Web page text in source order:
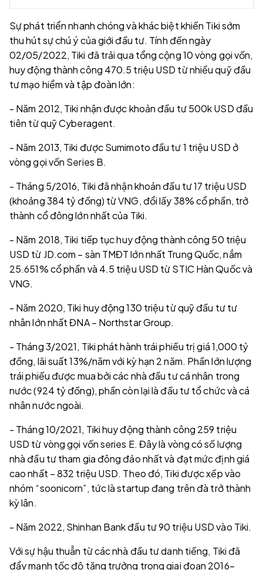
Sự phát triển nhanh chóng và khác biệt khiến Tiki sớm
thu hút sự chú ý của giới đầu tư. Tính đến ngày
02/05/2022, Tiki đã trải qua tổng cộng 10 vòng gọi vốn,
huy động thành công 470.5 triệu USD từ nhiều quỹ đầu
tư mạo hiểm và tập đoàn lớn:
- Năm 2012, Tiki nhận được khoản đầu tư 500k USD đầu
tiên từ quỹ Cyberagent.
- Năm 2013, Tiki được Sumimoto đầu tư 1 triệu USD ở
vòng gọi vốn Series B.
- Tháng 5/2016, Tiki đã nhận khoản đầu tư 17 triệu USD
(khoảng 384 tỷ đồng) từ VNG, đổi lấy 38% cổ phần, trở
thành cổ đông lớn nhất của Tiki.
- Năm 2018, Tiki tiếp tục huy động thành công 50 triệu
USD từ JD.com – sàn TMĐT lớn nhất Trung Quốc, nắm
25.651% cổ phần và 4.5 triệu USD từ STIC Hàn Quốc và
VNG.
- Năm 2020, Tiki huy động 130 triệu từ quỹ đầu tư tư
nhân lớn nhất ĐNA – Northstar Group.
- Tháng 3/2021, Tiki phát hành trái phiếu trị giá 1,000 tỷ
đồng, lãi suất 13%/năm với kỳ hạn 2 năm. Phần lớn lượng
trái phiếu được mua bởi các nhà đầu tư cá nhân trong
nước (924 tỷ đồng), phần còn lại là đầu tư tổ chức và cá
nhân nước ngoài.
- Tháng 10/2021, Tiki huy động thành công 259 triệu
USD từ vòng gọi vốn series E. Đây là vòng có số lượng
nhà đầu tư tham gia đông đảo nhất và đạt mức định giá
cao nhất – 832 triệu USD. Theo đó, Tiki được xếp vào
nhóm “soonicorn”, tức là startup đang trên đà trở thành
kỳ lân.
- Năm 2022, Shinhan Bank đầu tư 90 triệu USD vào Tiki.
Với sự hậu thuẫn từ các nhà đầu tư danh tiếng, Tiki đã
đẩy mạnh tốc độ tăng trưởng trong giai đoạn 2016–